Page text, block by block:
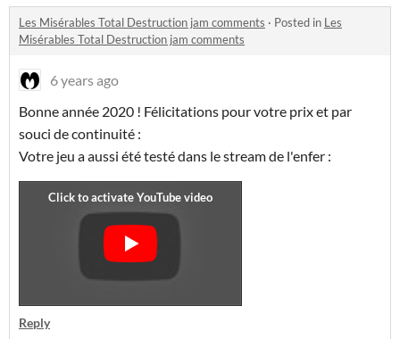
Les Misérables Total Destruction jam comments · Posted in Les
Misérables Total Destruction jam comments
6 years ago
Bonne année 2020 ! Félicitations pour votre prix et par
souci de continuité :
Votre jeu a aussi été testé dans le stream de l'enfer :
Reply